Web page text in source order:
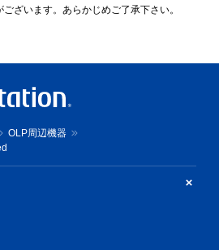
ざいます。あらかじめご了承下さい。
OLP周辺機器